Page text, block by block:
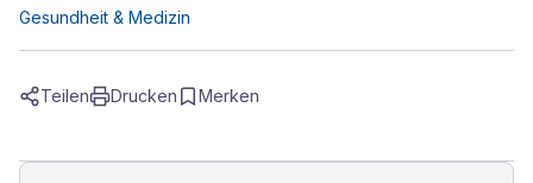
Gesundheit & Medizin
Teilen Drucken Merken